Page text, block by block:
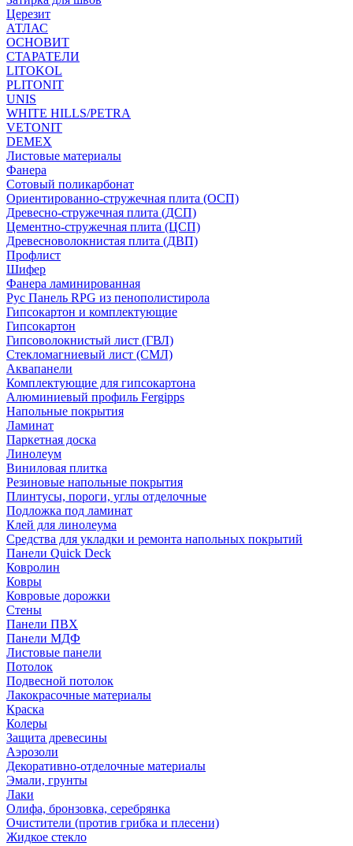
Церезит
АТЛАС
ОСНОВИТ
СТАРАТЕЛИ
LITOKOL
PLITONIT
UNIS
WHITE HILLS/PETRA
VETONIT
DEMEX
Листовые материалы
Фанера
Сотовый поликарбонат
Ориентированно-стружечная плита (ОСП)
Древесно-стружечная плита (ДСП)
Цементно-стружечная плита (ЦСП)
Древесноволокнистая плита (ДВП)
Профлист
Шифер
Фанера ламинированная
Рус Панель RPG из пенополистирола
Гипсокартон и комплектующие
Гипсокартон
Гипсоволокнистый лист (ГВЛ)
Стекломагниевый лист (СМЛ)
Аквапанели
Комплектующие для гипсокартона
Алюминиевый профиль Fergipps
Напольные покрытия
Ламинат
Паркетная доска
Линолеум
Виниловая плитка
Резиновые напольные покрытия
Плинтусы, пороги, углы отделочные
Подложка под ламинат
Клей для линолеума
Средства для укладки и ремонта напольных покрытий
Панели Quick Deck
Ковролин
Ковры
Ковровые дорожки
Стены
Панели ПВХ
Панели МДФ
Листовые панели
Потолок
Подвесной потолок
Лакокрасочные материалы
Краска
Колеры
Защита древесины
Аэрозоли
Декоративно-отделочные материалы
Эмали, грунты
Лаки
Олифа, бронзовка, серебрянка
Очистители (против грибка и плесени)
Жидкое стекло